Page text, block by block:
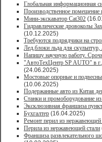
Глобальная информационная
Производственное помещение
Мини-экскаватор Cat302
Гидравлические дровоколы
(10.12.2025)
Требуются подрядчики на
Лед,блоки льда для скульптур,
Напишу научную работу.
"АвтоТехЦентр SP AUTO" в
(24.06.2025)
Мостовые опорные и
(10.06.2025)
Подержанные авто из Китая
Станки и промоборудование
Эксклюзивная франшиза
Бухгалтер (16.04.2025)
Ремонт перил из нержавеющей
Перила из нержавеющей стали
Франшиза развлекательного